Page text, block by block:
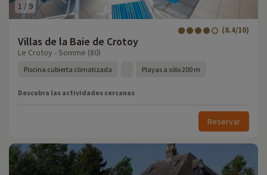
1 /9
Villas de la Baie de Crotoy
(8.4/10)
Le Crotoy - Somme (80)
Piscina cubierta climatizada Playas a sólo 200 m
Descubra las actividades cercanas
Reservar